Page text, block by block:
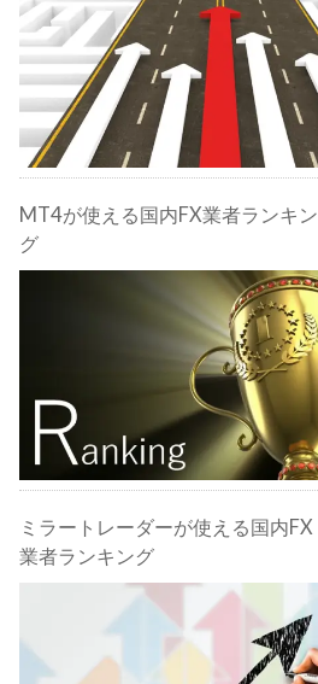
MT4が使える国内FX業者ランキン
グ
ミラートレーダーが使える国内FX
業者ランキング